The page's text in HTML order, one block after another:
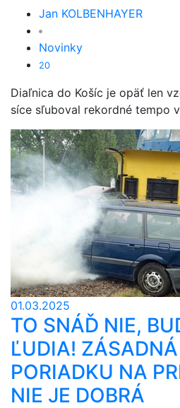
Jan KOLBENHAYER
Novinky
20
Diaľnica do Košíc je opäť len
síce sľuboval rekordné tempo
01.03.2025
TO SNÁĎ NIE,
ĽUDIA!
PORIADKU NA
NIE JE DOBRÁ